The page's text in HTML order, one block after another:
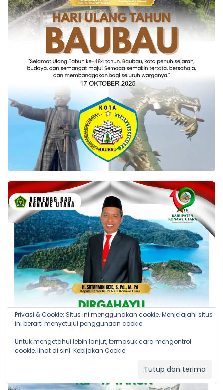
Privasi & Cookie: Situs ini menggunakan cookie. Menjelajahi situs
ini berarti menyetujui penggunaan cookie.
Untuk mengetahui lebih lanjut, termasuk cara mengontrol
cookie, lihat di sini: Kebijakan Cookie